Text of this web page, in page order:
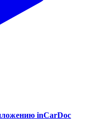
inCarDoc